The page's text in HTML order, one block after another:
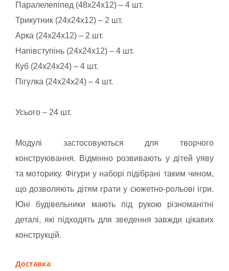
Паралелепіпед (48х24х12) – 4 шт.
Трикутник (24х24х12) – 2 шт.
Арка (24х24х12) – 2 шт.
Напівступінь (24х24х12) – 4 шт.
Куб (24х24х24) – 4 шт.
Пігулка (24х24х24) – 4 шт.
Усього – 24 шт.
Модулі застосовуються для творчого
конструювання. Відмінно розвивають у дітей уяву
та моторику. Фігури у наборі підібрані таким чином,
що дозволяють дітям грати у сюжетно-рольові ігри.
Юні будівельники мають під рукою різноманітні
деталі, які підходять для зведення завжди цікавих
конструкцій.
Доставка